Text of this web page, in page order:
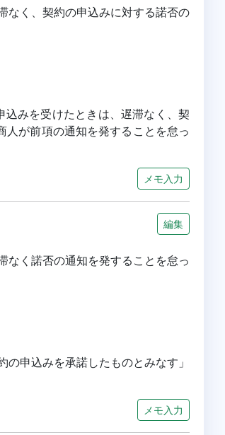
なく、契約の申込みに対する諾否の
みを受けたときは、遅滞なく、契
が前項の通知を発することを怠っ
メモ入力
編集
なく諾否の通知を発することを怠っ
申込みを承諾したものとみなす」
メモ入力